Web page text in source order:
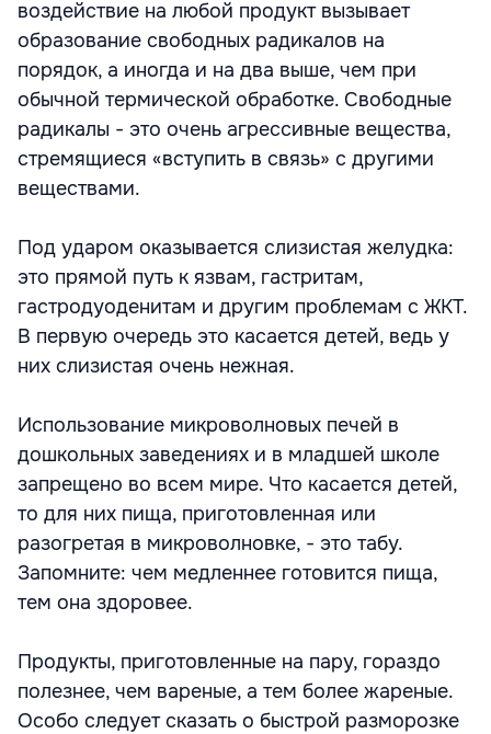
воздействие на любой продукт вызывает
образование свободных радикалов на
порядок, а иногда и на два выше, чем при
обычной термической обработке. Свободные
радикалы - это очень агрессивные вещества,
стремящиеся «вступить в связь» с другими
веществами.
Под ударом оказывается слизистая желудка:
это прямой путь к язвам, гастритам,
гастродуоденитам и другим проблемам с ЖКТ.
В первую очередь это касается детей, ведь у
них слизистая очень нежная.
Использование микроволновых печей в
дошкольных заведениях и в младшей школе
запрещено во всем мире. Что касается детей,
то для них пища, приготовленная или
разогретая в микроволновке, - это табу.
Запомните: чем медленнее готовится пища,
тем она здоровее.
Продукты, приготовленные на пару, гораздо
полезнее, чем вареные, а тем более жареные.
Особо следует сказать о быстрой разморозке